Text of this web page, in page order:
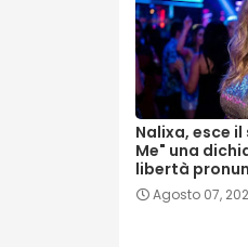
Nalixa, esce
Me" una
libertà
Agosto 07,